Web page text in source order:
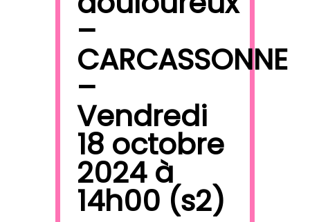
–
CARCASSONNE
–
Vendredi
18 octobre
2024 à
14h00 (s2)